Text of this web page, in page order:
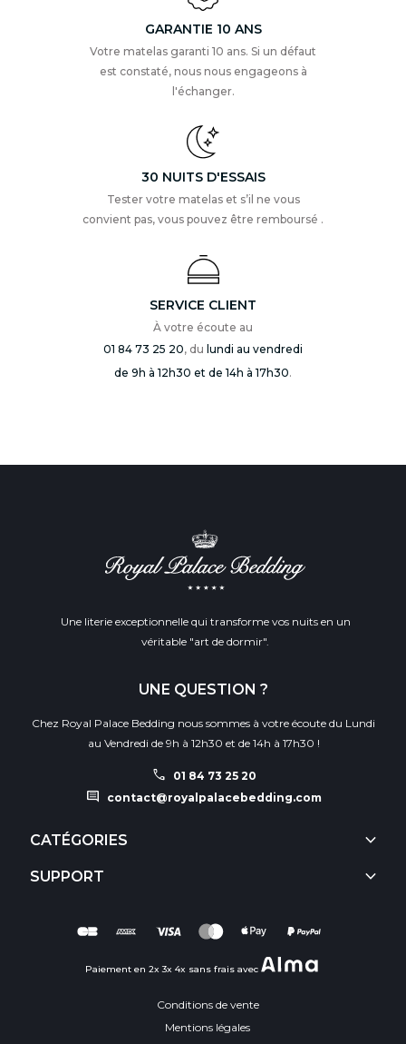
GARANTIE 10 ANS
Votre matelas garanti 10 ans. Si un défaut
est constaté, nous nous engageons à
l'échanger.
30 NUITS D'ESSAIS
Tester votre matelas et s’il ne vous
convient pas, vous pouvez être remboursé .
SERVICE CLIENT
À votre écoute au
01 84 73 25 20, du lundi au vendredi
de 9h à 12h30 et de 14h à 17h30.
Une literie exceptionnelle qui transforme vos nuits en un
véritable "art de dormir".
UNE QUESTION ?
Chez Royal Palace Bedding nous sommes à votre écoute du Lundi
au Vendredi de 9h à 12h30 et de 14h à 17h30 !
call 01 84 73 25 20
comment contact@royalpalacebedding.com
CATÉGORIES keyboard_arrow_down
SUPPORT keyboard_arrow_down
Paiement en 2x 3x 4x sans frais avec
Conditions de vente
Mentions légales